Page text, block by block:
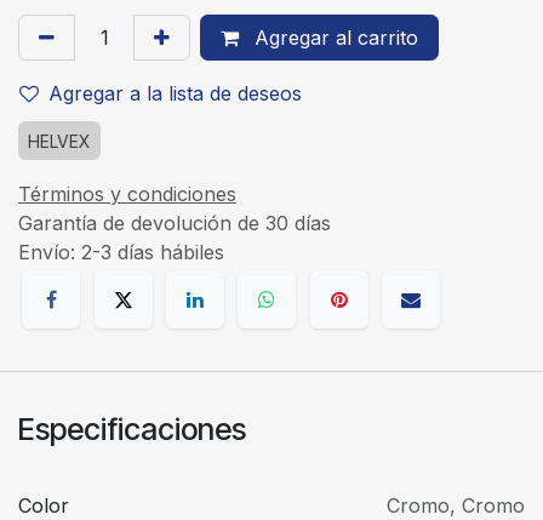
Agregar al carrito
Agregar a la lista de deseos
HELVEX
Términos y condiciones
Garantía de devolución de 30 días
Envío: 2-3 días hábiles
Especificaciones
Color Cromo, Cromo